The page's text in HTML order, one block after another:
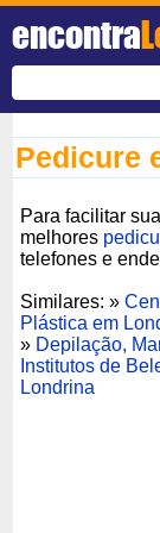
encontra
Pedicure
Para facilitar
melhores
telefones e
Similares: »
Plástica em
» Depilação,
Institutos de
Londrina